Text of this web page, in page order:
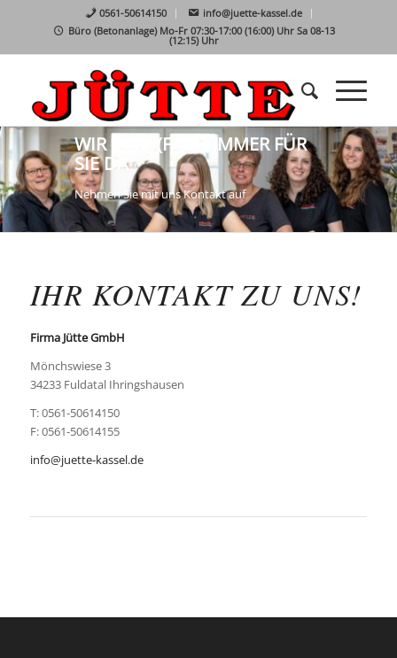
0561-50614150
info@juette-kassel.de
Büro (Betonanlage) Mo-Fr 07:30-17:00 (16:00) Uhr Sa 08-13
(12:15) Uhr
WIR SIND (FAST) IMMER FÜR
SIE DA
Nehmen Sie mit uns Kontakt auf
IHR KONTAKT ZU UNS!
Firma Jütte GmbH
Mönchswiese 3
34233 Fuldatal Ihringshausen
T: 0561-50614150
F: 0561-50614155
info@juette-kassel.de